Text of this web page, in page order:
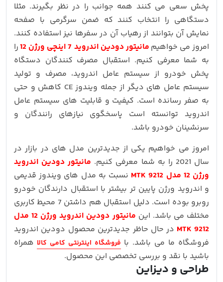
پخش سعی می کنند همه جوانب را در نظر بگیرند. مثلا
دستگاهی را انتخاب کنند که ضمن سرگرمی با صفحه
نمایش آن بتوانند از رهیاب آن در سفرها نیز استفاده کنند.
امروز می خواهیم مانیتور دودین اندروید 7 اینچی ورژن 12
را
به شما معرفی کنیم. استقبال مصرف کنندگان دستگاه
پخش خودرو از سیستم عامل اندروید، مصرف و تولید
سیستم عامل های دیگر از جمله ویندوز CE کاهش و حتی
به صفر رسانده است. کیفیت و قابلیت های سیستم عامل
اندروید توانسته است پاسخگوی نیازهای رانندگان و
سرنشینان خودرو باشد.
امروز می خواهیم یکی از جدیدترین مدل های در بازار در
سال 2021 را به شما معرفی کنیم.
مانیتور دودین اندروید
ورژن 12 مدل MTK 9212
نسبت به مدل های ویندوز قدیمی
و اندروید ورژن پایین تر بیشتر با استقبال دارندگان خودرو
روبرو بوده است. دلیل استقبال هم داشتن 7 محیط کاربری
مختلف می باشد. این
مانیتور دودین اندروید ورژن 12 مدل
MTK 9212 در حال حاظر جدیدترین محصول دودین اندروید
فروشگاه ما می باشد. با فروشگاه اینترنتی کامی کالا همراه
باشید با نقد و بررسی تخصصی این محصول.
طراحی و دیزاین